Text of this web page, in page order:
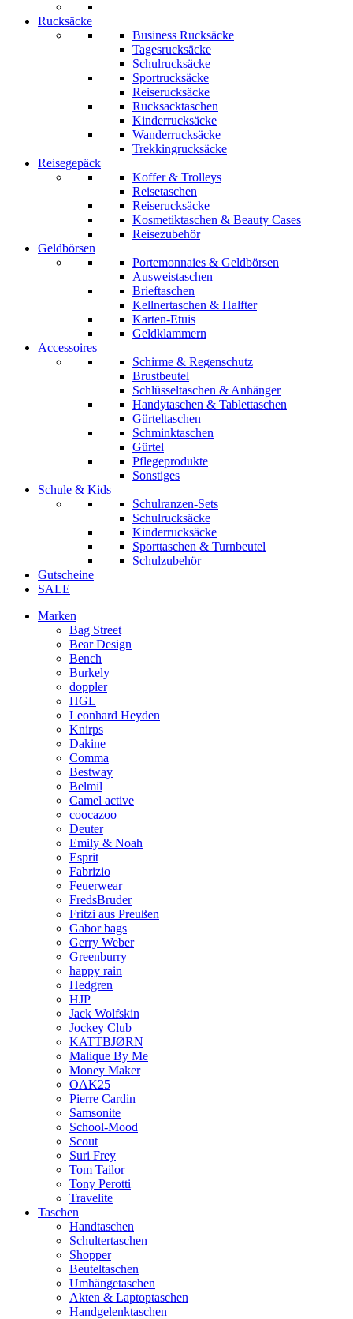
Rucksäcke
Business Rucksäcke
Tagesrucksäcke
Schulrucksäcke
Sportrucksäcke
Reiserucksäcke
Rucksacktaschen
Kinderrucksäcke
Wanderrucksäcke
Trekkingrucksäcke
Reisegepäck
Koffer & Trolleys
Reisetaschen
Reiserucksäcke
Kosmetiktaschen & Beauty Cases
Reisezubehör
Geldbörsen
Portemonnaies & Geldbörsen
Ausweistaschen
Brieftaschen
Kellnertaschen & Halfter
Karten-Etuis
Geldklammern
Accessoires
Schirme & Regenschutz
Brustbeutel
Schlüsseltaschen & Anhänger
Handytaschen & Tablettaschen
Gürteltaschen
Schminktaschen
Gürtel
Pflegeprodukte
Sonstiges
Schule & Kids
Schulranzen-Sets
Schulrucksäcke
Kinderrucksäcke
Sporttaschen & Turnbeutel
Schulzubehör
Gutscheine
SALE
Marken
Bag Street
Bear Design
Bench
Burkely
doppler
HGL
Leonhard Heyden
Knirps
Dakine
Comma
Bestway
Belmil
Camel active
coocazoo
Deuter
Emily & Noah
Esprit
Fabrizio
Feuerwear
FredsBruder
Fritzi aus Preußen
Gabor bags
Gerry Weber
Greenburry
happy rain
Hedgren
HJP
Jack Wolfskin
Jockey Club
KATTBJØRN
Malique By Me
Money Maker
OAK25
Pierre Cardin
Samsonite
School-Mood
Scout
Suri Frey
Tom Tailor
Tony Perotti
Travelite
Taschen
Handtaschen
Schultertaschen
Shopper
Beuteltaschen
Umhängetaschen
Akten & Laptoptaschen
Handgelenktaschen